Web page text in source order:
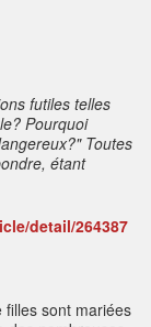
futiles telles
Pourquoi
Toutes
étant
detail/264387
sont mariées